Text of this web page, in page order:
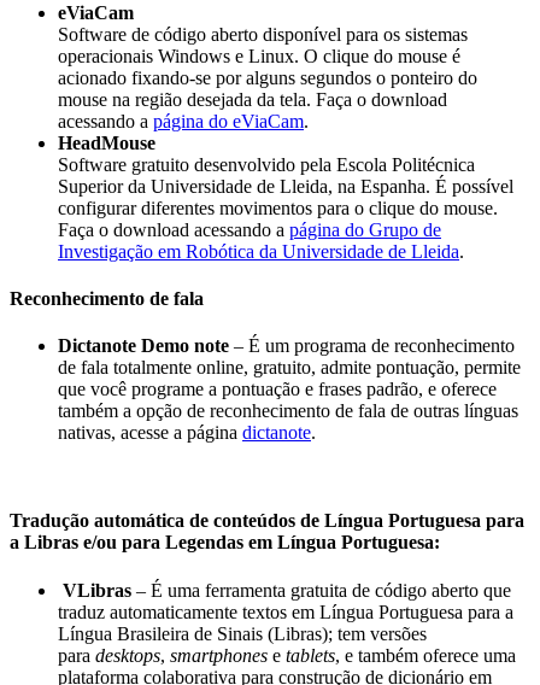
eViaCam
Software de código aberto disponível para os sistemas
operacionais Windows e Linux. O clique do mouse é
acionado fixando-se por alguns segundos o ponteiro do
mouse na região desejada da tela. Faça o download
acessando a página do eViaCam.
HeadMouse
Software gratuito desenvolvido pela Escola Politécnica
Superior da Universidade de Lleida, na Espanha. É possível
configurar diferentes movimentos para o clique do mouse.
Faça o download acessando a página do Grupo de
Investigação em Robótica da Universidade de Lleida.
Reconhecimento de fala
Dictanote Demo note – É um programa de reconhecimento
de fala totalmente online, gratuito, admite pontuação, permite
que você programe a pontuação e frases padrão, e oferece
também a opção de reconhecimento de fala de outras línguas
nativas, acesse a página dictanote.
Tradução automática de conteúdos de Língua Portuguesa para
a Libras e/ou para Legendas em Língua Portuguesa:
VLibras – É uma ferramenta gratuita de código aberto que
traduz automaticamente textos em Língua Portuguesa para a
Língua Brasileira de Sinais (Libras); tem versões
para desktops, smartphones e tablets, e também oferece uma
plataforma colaborativa para construção de dicionário em